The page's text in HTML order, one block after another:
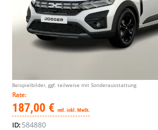
Beispielbilder, ggf. teilweise mit Sonderausstattung
Rate:
187,00 € mtl. inkl. MwSt.
ID: 584880